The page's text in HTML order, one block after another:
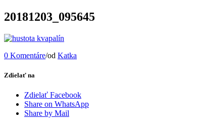
20181203_095645
0 Komentáre/od Katka
Zdielať na
Zdielať Facebook
Share on WhatsApp
Share by Mail